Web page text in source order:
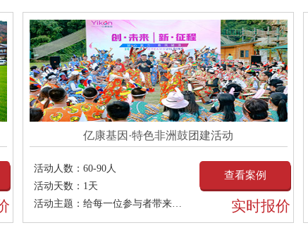
亿康基因·特色非洲鼓团建活动
活动人数： 60-90人
活动天数： 1天
活动主题： 给每一位参与者带来无限的激情，跟随每一个节拍，
查看案例
实时报价